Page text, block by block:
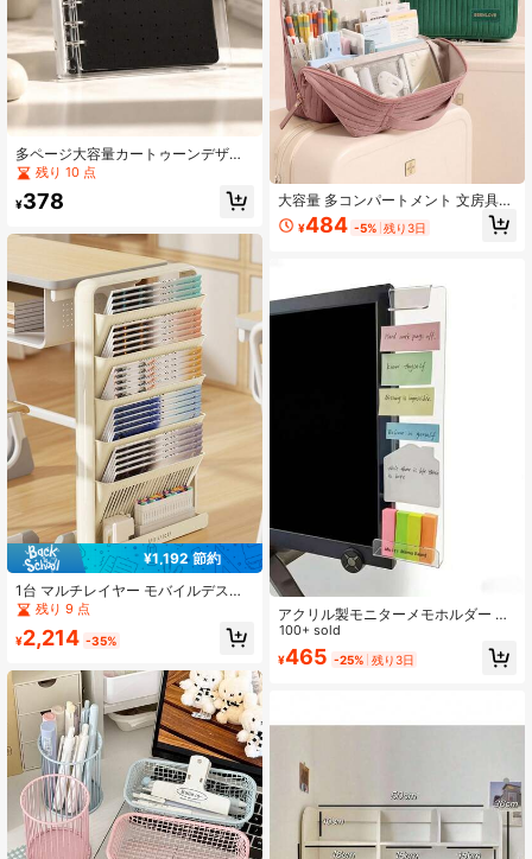
多ページ大容量カートゥーンデザイ
ンバッジ収納アルバム、様々なバッ
ジを展示するために使用。バッジと
対応するアクセサリーは含まれてい
残り 10 点
¥378
¥1,192 節約
1台 マルチレイヤー モバイルデスク
トップ収納カート、プラスチック製
ローリングオフィス文書収納ラッ
ク、キャスター付き本棚、自宅とオ
残り 9 点
¥2,214 -35%
大容量 多コンパートメント 文房具バ
ッグ-学生と教師向け、拡張可能なポ
ータブルオフィス収納バッグ、縦型
収納、寮、新学期必需品
¥484 -5% 残り3日
アクリル製モニターメモホルダー 電
話スタンド付き 2セット、透明デス
クオーガナイザー ホーム&オフィス
用
100+ sold
¥465 -25% 残り3日